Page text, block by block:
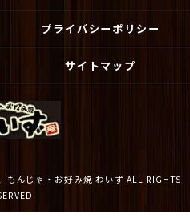
プライバシーポリシー
サイトマップ
んじゃ・お好み焼 わいず ALL RIGHTS